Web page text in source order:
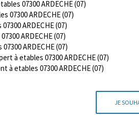
07300 ARDECHE (07)
07300 ARDECHE (07)
ARDECHE (07)
ARDECHE (07)
ARDECHE (07)
à etables 07300 ARDECHE (07)
à etables 07300 ARDECHE (07)
JE